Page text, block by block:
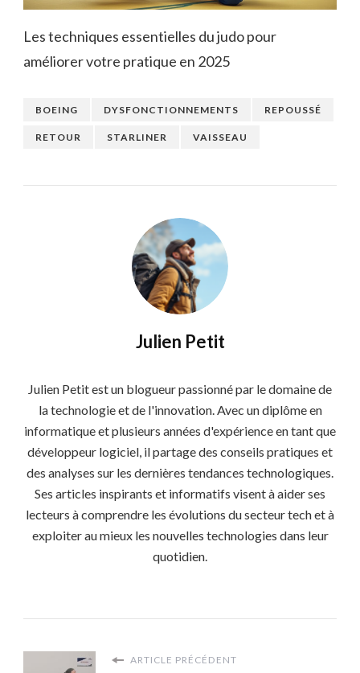
Les techniques essentielles du judo pour
améliorer votre pratique en 2025
BOEING DYSFONCTIONNEMENTS REPOUSSÉ
RETOUR STARLINER VAISSEAU
Julien Petit
Julien Petit est un blogueur passionné par le domaine de
la technologie et de l'innovation. Avec un diplôme en
informatique et plusieurs années d'expérience en tant que
développeur logiciel, il partage des conseils pratiques et
des analyses sur les dernières tendances technologiques.
Ses articles inspirants et informatifs visent à aider ses
lecteurs à comprendre les évolutions du secteur tech et à
exploiter au mieux les nouvelles technologies dans leur
quotidien.
ARTICLE PRÉCÉDENT